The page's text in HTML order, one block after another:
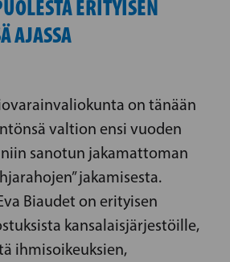
ERITYISEN
AJASSA
on tänään
valtion ensi vuoden
sanotun jakamattoman
jakamisesta.
Biaudet on erityisen
kansalaisjärjestöille,
ihmisoikeuksien,